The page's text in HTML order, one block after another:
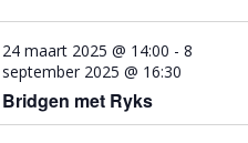
Bridgen met Ryks
24 maart 2025 @ 14:00 - 8
september 2025 @ 16:30
Dorpshuis De Bosduivel (Zaal 3)